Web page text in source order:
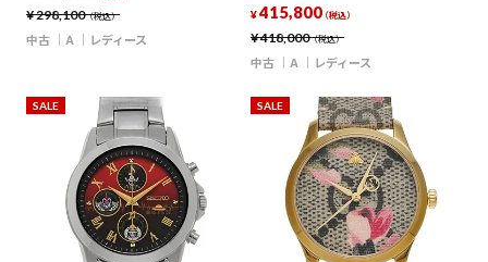
¥298,100（税込）
中古 A レディース ¥418,000（税込）
¥415,800（税込）
中古 A レディース
SALE SALE